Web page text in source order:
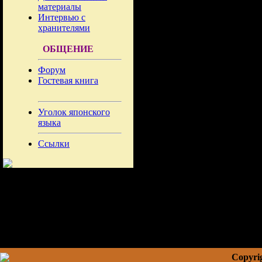
материалы
Интервью с
хранителями
ОБЩЕНИЕ
Форум
Гостевая книга
Уголок японского
языка
Ссылки